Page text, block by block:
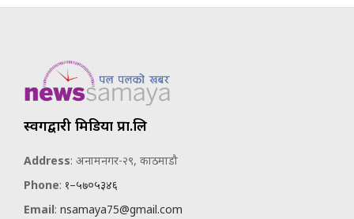
स्वर्गद्वारी मिडिया प्रा.लि
Address: अनामनगर-२९, काठमाडौ
Phone: १–५७०५३४६
Email: nsamaya75@gmail.com